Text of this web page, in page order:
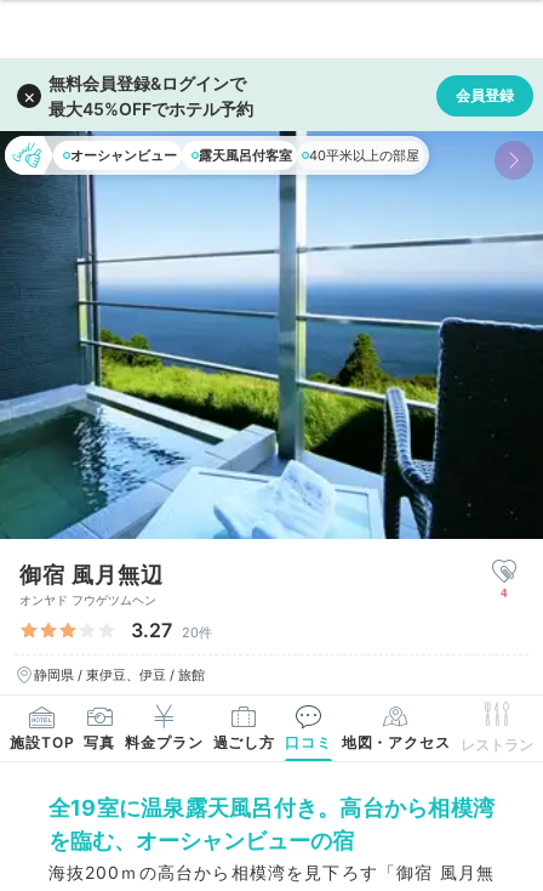
オーシャンビュー 露天風呂付客室 40平米以上の部屋
御宿 風月無辺
オンヤド フウゲツムヘン
3.27 20件
静岡県 / 東伊豆、伊豆 / 旅館
4
施設TOP 写真 料金プラン 過ごし方 口コミ 地図・アクセス レストラン
全19室に温泉露天風呂付き。高台から相模湾
を臨む、オーシャンビューの宿
海抜200ｍの高台から相模湾を見下ろす「御宿 風月無